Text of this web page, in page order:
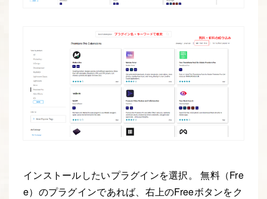
インストールしたいプラグインを選択。 無料（Fre
e）のプラグインであれば、右上のFreeボタンをク